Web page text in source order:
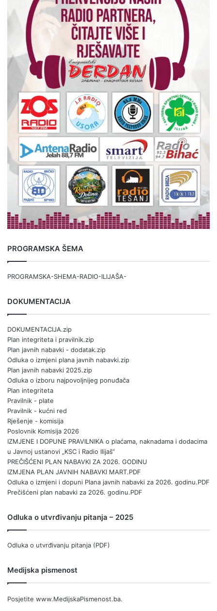
PROGRAMSKA ŠEMA
PROGRAMSKA-SHEMA-RADIO-ILIJAŠA-
DOKUMENTACIJA
DOKUMENTACIJA.zip
Plan integriteta i pravilnik.zip
Plan javnih nabavki - dodatak.zip
Odluka o izmjeni plana javnih nabavki.zip
Plan javnih nabavki 2025.zip
Odluka o izboru najpovoljnijeg ponuđača
Plan integriteta
Pravilnik - plate
Pravilnik - kućni red
Rješenje - komisija
Poslovnik Komisija 2026
IZMJENE I DOPUNE PRAVILNIKA o plaćama, naknadama i dodacima
u Javnoj ustanovi „KSC i Radio Ilijaš“
PREČIŠĆENI PLAN NABAVKI ZA 2026. GODINU
IZMJENA PLAN JAVNIH NABAVKI MART.PDF
Odluka o izmjeni i dopuni Plana javnih nabavki za 2026. godinu.PDF
Prečišćeni plan nabavki za 2026. godinu.PDF
Odluka o utvrđivanju pitanja – 2025
Odluka o utvrđivanju pitanja (PDF)
Medijska pismenost
Posjetite www.MedijskaPismenost.ba.